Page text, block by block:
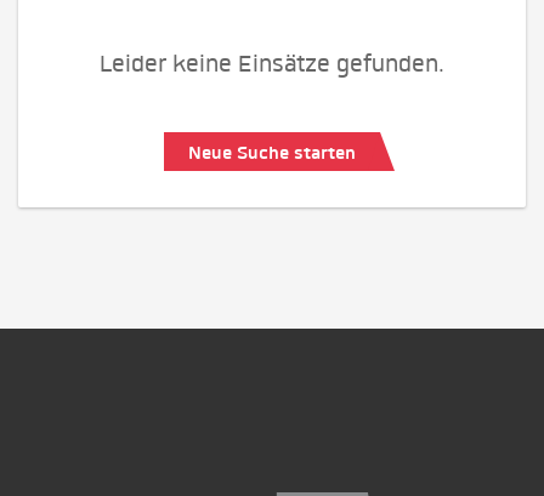
Leider keine Einsätze gefunden.
Neue Suche starten